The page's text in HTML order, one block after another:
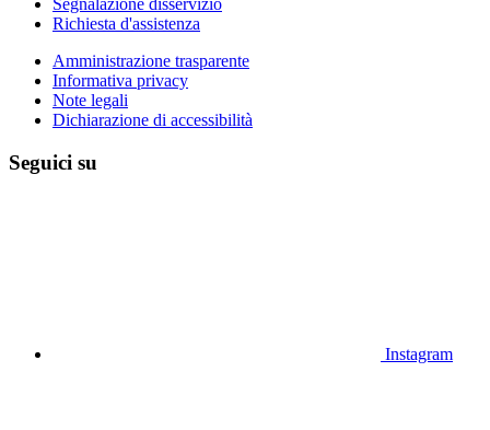
Segnalazione disservizio
Richiesta d'assistenza
Amministrazione trasparente
Informativa privacy
Note legali
Dichiarazione di accessibilità
Seguici su
Instagram